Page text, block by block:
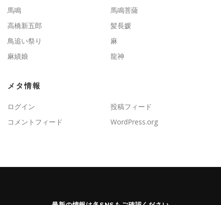
馬鳴
馬鳴菩薩
高橋新五郎
髪長媛
鳥追い祭り
麻
麻績娘
龍神
メタ情報
ログイン
投稿フィード
コメントフィード
WordPress.org